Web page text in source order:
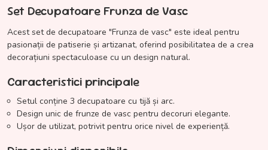
Set Decupatoare Frunza de Vasc
Acest set de decupatoare "Frunza de vasc" este ideal pentru
pasionații de patiserie și artizanat, oferind posibilitatea de a crea
decorațiuni spectaculoase cu un design natural.
Caracteristici principale
Setul conține 3 decupatoare cu tijă și arc.
Design unic de frunze de vasc pentru decoruri elegante.
Ușor de utilizat, potrivit pentru orice nivel de experiență.